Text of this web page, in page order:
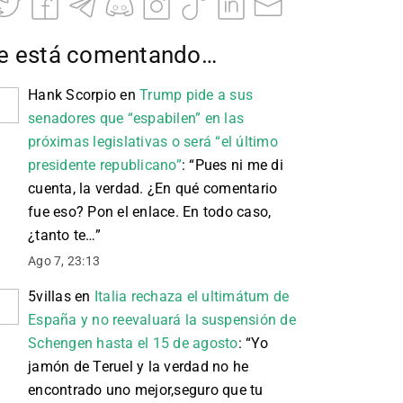
está comentando…
Hank Scorpio en Trump pide a sus
senadores que “espabilen” en las
próximas legislativas o será “el último
presidente republicano”: “Pues ni me di
cuenta, la verdad. ¿En qué comentario
fue eso? Pon el enlace. En todo caso,
¿tanto te…”
Ago 7, 23:13
5villasen Italia rechaza el ultimátum de
España y no reevaluará la suspensión de
Schengen hasta el 15 de agosto: “Yo
jamón de Teruel y la verdad no he
encontrado uno mejor,seguro que tu